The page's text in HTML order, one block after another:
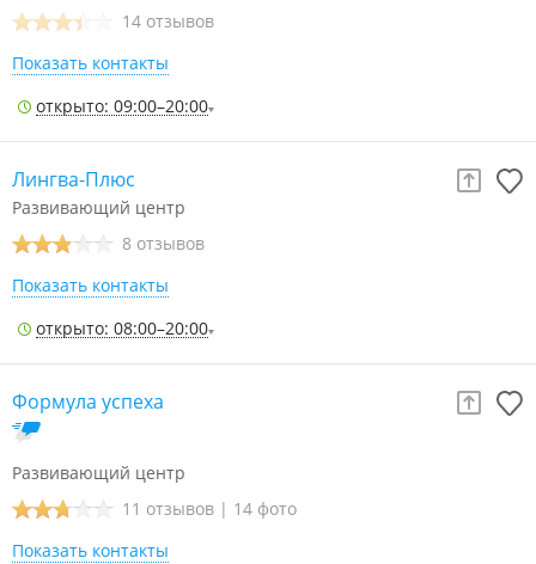
14 отзывов
Показать контакты
открыто: 09:00–20:00
Лингва-Плюс
Развивающий центр
8 отзывов
Показать контакты
открыто: 08:00–20:00
Формула успеха
Развивающий центр
11 отзывов | 14 фото
Показать контакты